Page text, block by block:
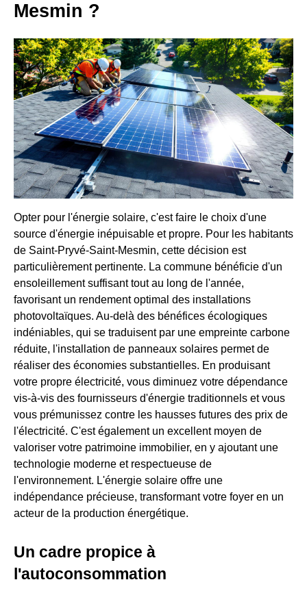
Mesmin ?
Opter pour l'énergie solaire, c'est faire le choix d'une
source d'énergie inépuisable et propre. Pour les habitants
de Saint-Pryvé-Saint-Mesmin, cette décision est
particulièrement pertinente. La commune bénéficie d'un
ensoleillement suffisant tout au long de l'année,
favorisant un rendement optimal des installations
photovoltaïques. Au-delà des bénéfices écologiques
indéniables, qui se traduisent par une empreinte carbone
réduite, l'installation de panneaux solaires permet de
réaliser des économies substantielles. En produisant
votre propre électricité, vous diminuez votre dépendance
vis-à-vis des fournisseurs d'énergie traditionnels et vous
vous prémunissez contre les hausses futures des prix de
l'électricité. C'est également un excellent moyen de
valoriser votre patrimoine immobilier, en y ajoutant une
technologie moderne et respectueuse de
l'environnement. L'énergie solaire offre une
indépendance précieuse, transformant votre foyer en un
acteur de la production énergétique.
Un cadre propice à
l'autoconsommation